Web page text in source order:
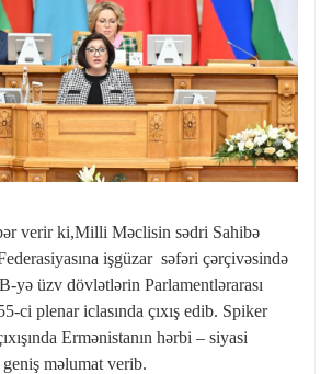
verir ki,Milli Məclisin sədri Sahibə
işgüzar səfəri çərçivəsində
yə üzv dövlətlərin Parlamentlərarası
ci plenar iclasında çıxış edib. Spiker
Ermənistanın hərbi – siyasi
məlumat verib.